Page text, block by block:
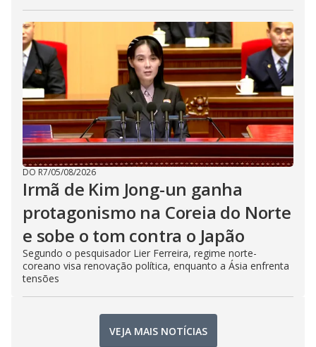
DO R7/05/08/2026
Irmã de Kim Jong-un ganha
protagonismo na Coreia do Norte
e sobe o tom contra o Japão
Segundo o pesquisador Lier Ferreira, regime norte-
coreano visa renovação política, enquanto a Ásia enfrenta
tensões
VEJA MAIS NOTÍCIAS